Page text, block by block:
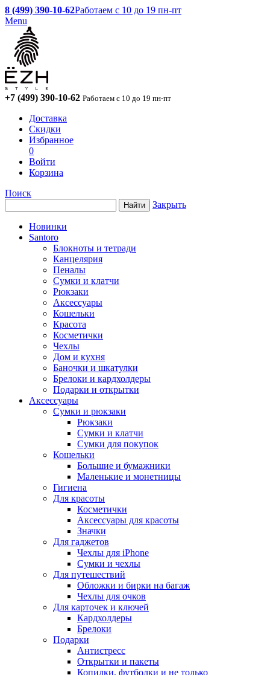
8 (499) 390-10-62Работаем с 10 до 19 пн-пт
Menu
+7 (499) 390-10-62 Работаем с 10 до 19 пн-пт
Доставка
Скидки
Избранное
0
Войти
Корзина
Поиск
Закрыть
Новинки
Santoro
Блокноты и тетради
Канцелярия
Пеналы
Сумки и клатчи
Рюкзаки
Аксессуары
Кошельки
Красота
Косметички
Чехлы
Дом и кухня
Баночки и шкатулки
Брелоки и кардхолдеры
Подарки и открытки
Аксессуары
Сумки и рюкзаки
Рюкзаки
Сумки и клатчи
Сумки для покупок
Кошельки
Большие и бумажники
Маленькие и монетницы
Гигиена
Для красоты
Косметички
Аксессуары для красоты
Значки
Для гаджетов
Чехлы для iPhone
Сумки и чехлы
Для путешествий
Обложки и бирки на багаж
Чехлы для очков
Для карточек и ключей
Кардхолдеры
Брелоки
Подарки
Антистресс
Открытки и пакеты
Копилки, футболки и не только